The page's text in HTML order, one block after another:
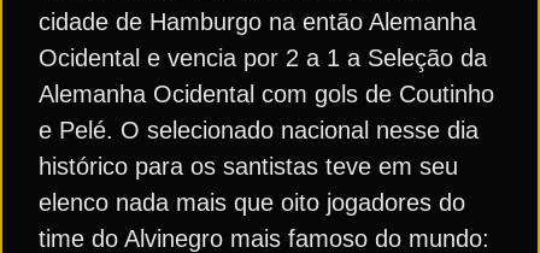
cidade de Hamburgo na então Alemanha
Ocidental e vencia por 2 a 1 a Seleção da
Alemanha Ocidental com gols de Coutinho
e Pelé. O selecionado nacional nesse dia
histórico para os santistas teve em seu
elenco nada mais que oito jogadores do
time do Alvinegro mais famoso do mundo: